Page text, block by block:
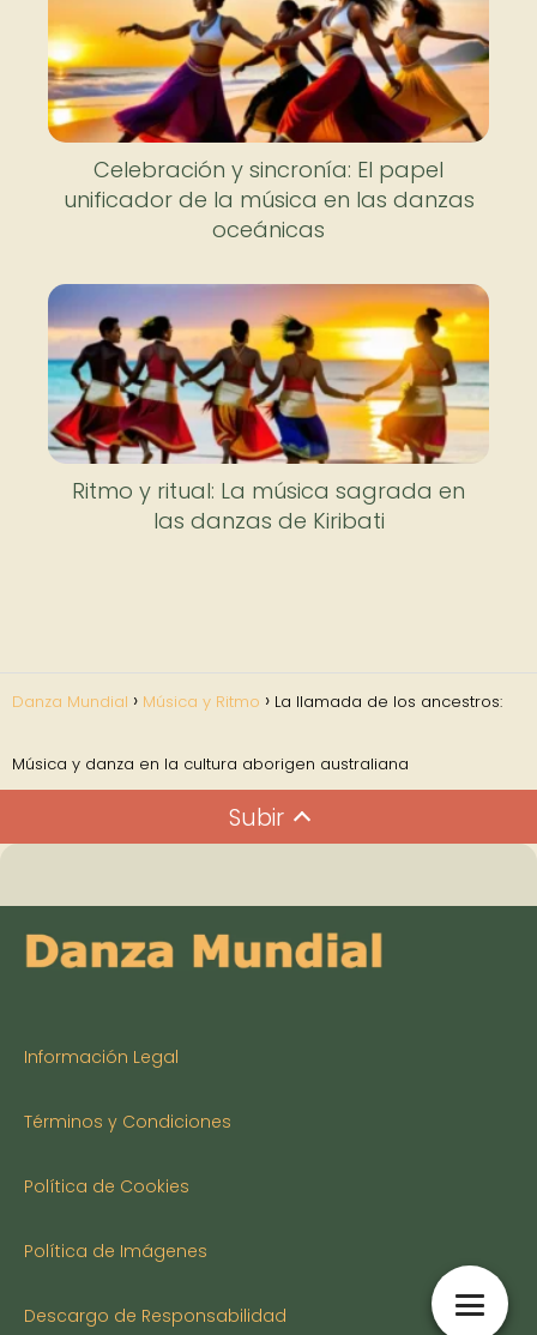
Celebración y sincronía: El papel
unificador de la música en las danzas
oceánicas
Ritmo y ritual: La música sagrada en
las danzas de Kiribati
Danza Mundial Música y Ritmo La llamada de los ancestros:
Música y danza en la cultura aborigen australiana
Subir
Información Legal
Términos y Condiciones
Política de Cookies
Política de Imágenes
Descargo de Responsabilidad